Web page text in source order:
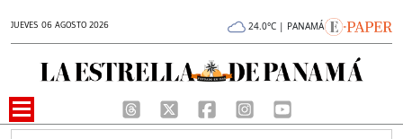
JUEVES 06 AGOSTO 2026 24.0°C | PANAMÁ